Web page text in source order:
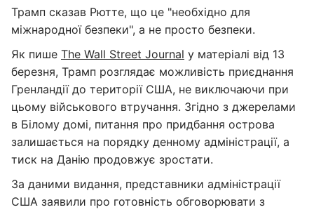
Трамп сказав Рютте, що це "необхідно для
міжнародної безпеки", а не просто безпеки.
Як пише The Wall Street Journal у матеріалі від 13
березня, Трамп розглядає можливість приєднання
Гренландії до території США, не виключаючи при
цьому військового втручання. Згідно з джерелами
в Білому домі, питання про придбання острова
залишається на порядку денному адміністрації, а
тиск на Данію продовжує зростати.
За даними видання, представники адміністрації
США заявили про готовність обговорювати з